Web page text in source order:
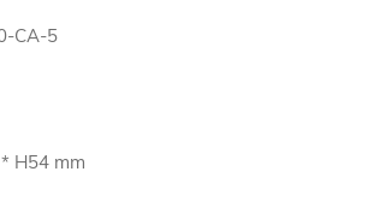
CA-5
H54 mm